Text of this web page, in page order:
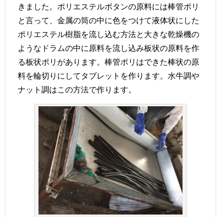
きました。ポリエステルボタンの原料には棒管ポリ
と言って、金属の筒の中に色をつけて液体状にした
ポリエステル樹脂を流し込む方法と大きな乾燥機の
ようなドラムの中に原料を流し込み板状の原料を作
る板状ポリがあります。棒管ポリはできた棒状の原
料を輪切りにしてタブレットを作ります。水牛調や
ナット調はこの方法で作ります。